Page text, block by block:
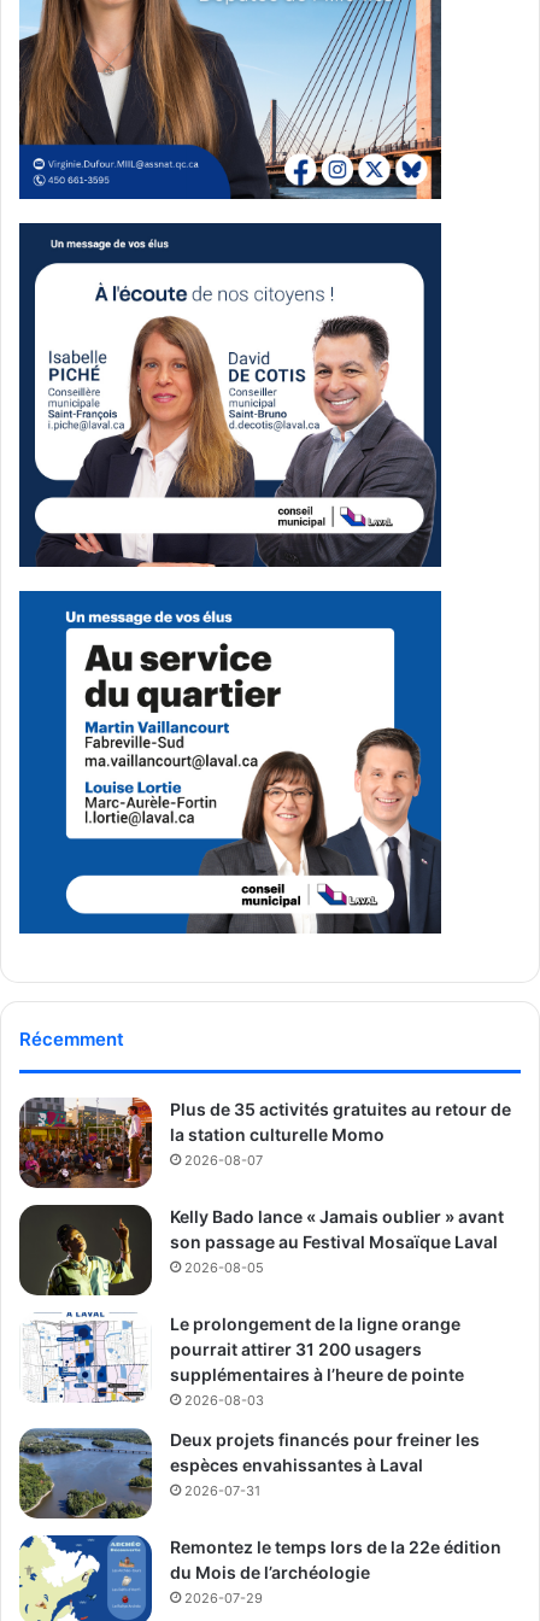
Momo accueille une trentaine d’activités gratuites, de quoi
satisfaire petits et grands : terrasses, jeux en libre-
service, espaces de détente, lieux de travail en plein air, le
tout dans un cadre verdoyant et ombragé.
Pour découvrir l’ensemble de la programmation et les
artistes de la semaine, rendez-vous surmomo.laval.ca
Communautaire Lavallois
See Full Bio
Publicité sponsorisée par la conseillère municipale de Saint-François et David
De Cotis, conseiller municipal de Saint-Bruno
Récemment
Plus de 35 activités gratuites au retour de
la station culturelle Momo
2026-08-07
Kelly Bado lance « Jamais oublier » avant
son passage au Festival Mosaïque Laval
2026-08-05
Le prolongement de la ligne orange
pourrait attirer 31 200 usagers
supplémentaires à l’heure de pointe
2026-08-03
Deux projets financés pour freiner les
espèces envahissantes à Laval
2026-07-31
Remontez le temps lors de la 22e édition
du Mois de l’archéologie
2026-07-29